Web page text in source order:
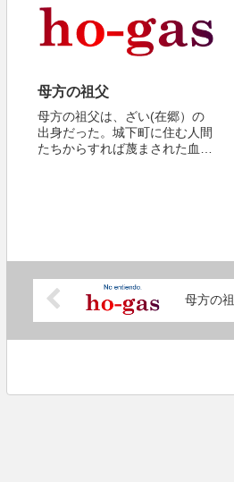
母方の祖父
母方の祖父は、ざい(在郷）の
出身だった。城下町に住む人間
たちからすれば蔑まされた血筋
母方の